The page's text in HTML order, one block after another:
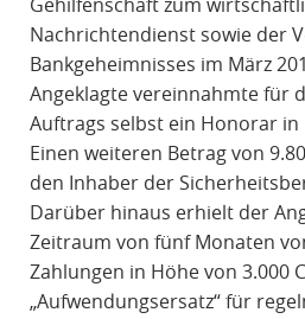
Nachrichtendienst sowie der
Bankgeheimnisses im März
Angeklagte vereinnahmte für
Auftrags selbst ein Honorar in
Einen weiteren Betrag von
den Inhaber der
Darüber hinaus erhielt der
Zeitraum von fünf Monaten
Zahlungen in Höhe von 3.000
„Aufwendungsersatz“ für